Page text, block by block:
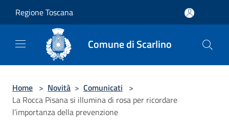
Regione Toscana
Comune di Scarlino
Home > Novità > Comunicati >
La Rocca Pisana si illumina di rosa per ricordare
l’importanza della prevenzione